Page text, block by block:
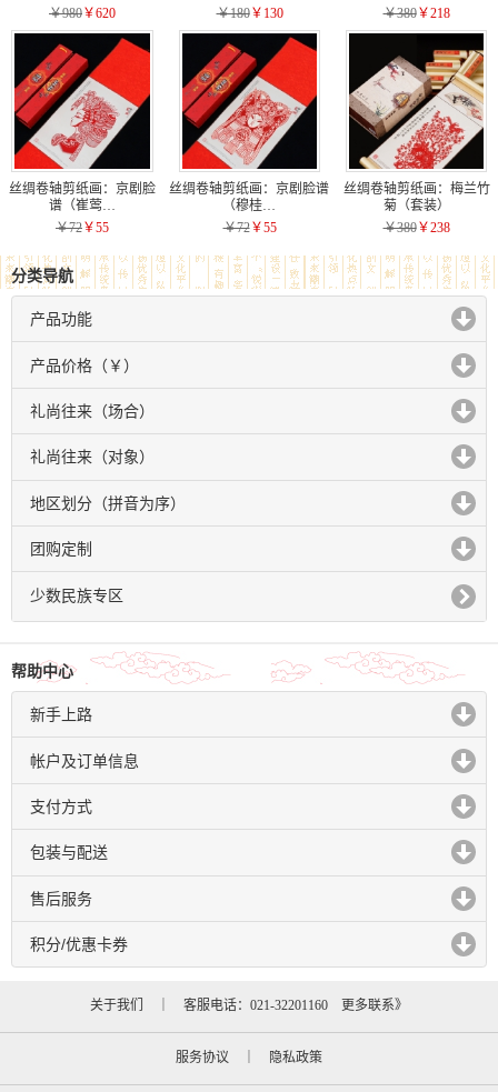
￥980￥620
￥180￥130
￥380￥218
丝绸卷轴剪纸画：京剧脸
谱（崔莺…
￥72￥55
丝绸卷轴剪纸画：京剧脸谱
（穆桂…
￥72￥55
丝绸卷轴剪纸画：梅兰竹
菊（套装）
￥380￥238
分类导航
产品功能
click to expand contents
产品价格（￥）
click to expand contents
礼尚往来（场合）
click to expand contents
礼尚往来（对象）
click to expand contents
地区划分（拼音为序）
click to expand contents
团购定制
click to expand contents
少数民族专区
帮助中心
新手上路
click to expand contents
帐户及订单信息
click to expand contents
支付方式
click to expand contents
包装与配送
click to expand contents
售后服务
click to expand contents
积分/优惠卡券
click to expand contents
关于我们 ｜ 客服电话：021-32201160 更多联系》
服务协议 隐私政策